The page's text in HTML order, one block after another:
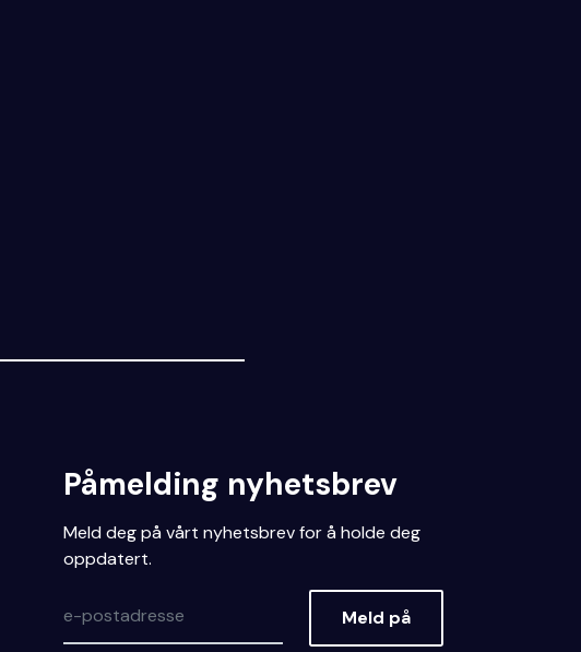
Påmelding nyhetsbrev
Meld deg på vårt nyhetsbrev for å holde deg
oppdatert.
Meld på